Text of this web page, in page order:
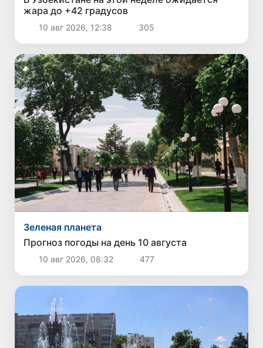
жара до +42 градусов
10 авг 2026, 12:38 305
Зеленая планета
Прогноз погоды на день 10 августа
10 авг 2026, 08:32 477